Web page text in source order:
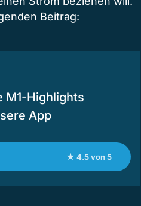
Beitrag:
M1-Highlights
App
★ 4.5 von 5